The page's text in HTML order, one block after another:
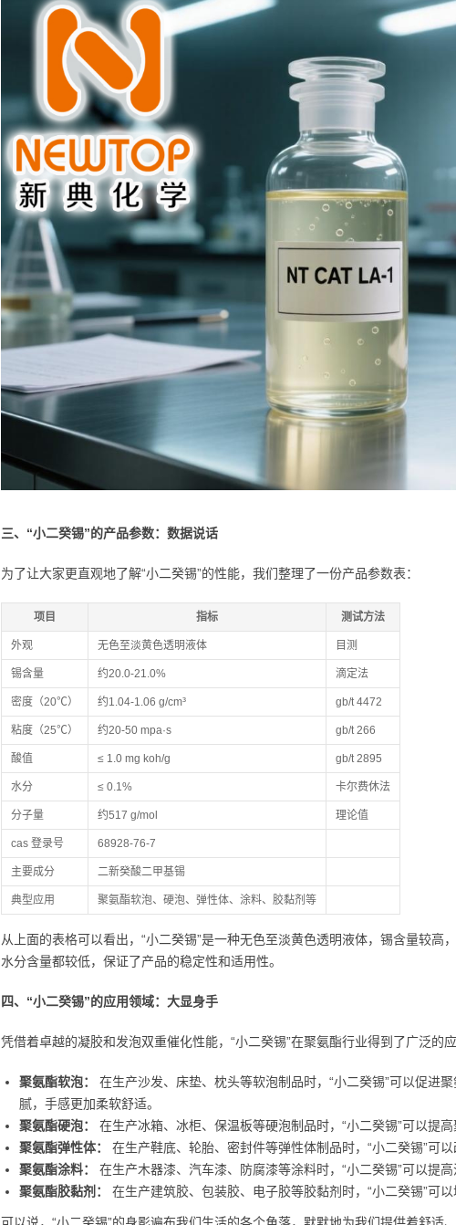
三、“小二癸锡”的产品参数：数据说话
为了让大家更直观地了解“小二癸锡”的性能，我们整理了一份产品参数表：
项目 指标 测试方法
外观 无色至淡黄色透明液体 目测
锡含量 约20.0-21.0% 滴定法
密度（20℃） 约1.04-1.06 g/cm³ gb/t 4472
粘度（25℃） 约20-50 mpa·s gb/t 266
酸值 ≤ 1.0 mg koh/g gb/t 2895
水分 ≤ 0.1% 卡尔费休法
分子量 约517 g/mol 理论值
cas 登录号 68928-76-7
主要成分 二新癸酸二甲基锡
典型应用 聚氨酯软泡、硬泡、弹性体、涂料、胶黏剂等
从上面的表格可以看出，“小二癸锡”是一种无色至淡黄色透明液体，锡含量较
水分含量都较低，保证了产品的稳定性和适用性。
四、“小二癸锡”的应用领域：大显身手
凭借着卓越的凝胶和发泡双重催化性能，“小二癸锡”在聚氨酯行业得到了广泛的
聚氨酯软泡：
在生产沙发、床垫、枕头等软泡制品时，“小二癸锡”可以促进
腻，手感更加柔软舒适。
聚氨酯硬泡：
在生产冰箱、冰柜、保温板等硬泡制品时，“小二癸锡”可以提
聚氨酯弹性体：
在生产鞋底、轮胎、密封件等弹性体制品时，“小二癸锡”可
聚氨酯涂料：
在生产木器漆、汽车漆、防腐漆等涂料时，“小二癸锡”可以提
聚氨酯胶黏剂：
在生产建筑胶、包装胶、电子胶等胶黏剂时，“小二癸锡”可